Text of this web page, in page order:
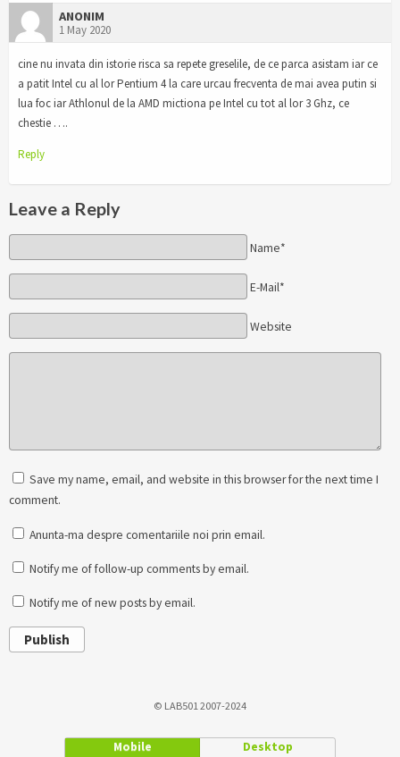
ANONIM
1 May 2020
cine nu invata din istorie risca sa repete greselile, de ce parca asistam iar ce
a patit Intel cu al lor Pentium 4 la care urcau frecventa de mai avea putin si
lua foc iar Athlonul de la AMD mictiona pe Intel cu tot al lor 3 Ghz, ce
chestie ….
Reply
Leave a Reply
Name*
E-Mail*
Website
Save my name, email, and website in this browser for the next time I
comment.
Anunta-ma despre comentariile noi prin email.
Notify me of follow-up comments by email.
Notify me of new posts by email.
Publish
© LAB501 2007-2024
Mobile Desktop